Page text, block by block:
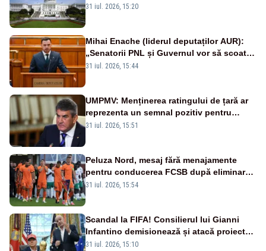
începând cu 8 august
31 iul. 2026, 15:20
Mihai Enache (liderul deputaților AUR):
„Senatorii PNL și Guvernul vor să scoată
la vânzare bunuri publice pentru a stinge
31 iul. 2026, 15:44
UMPMV: Menținerea ratingului de țară ar
reprezenta un semnal pozitiv pentru
România. Autoritățile trebuie să continue
31 iul. 2026, 15:51
Peluza Nord, mesaj fără menajamente
pentru conducerea FCSB după eliminarea
rușinoasă din Conference League
31 iul. 2026, 15:54
Scandal la FIFA! Consilierul lui Gianni
Infantino demisionează și atacă proiectul
privind investitorii străini
31 iul. 2026, 15:10